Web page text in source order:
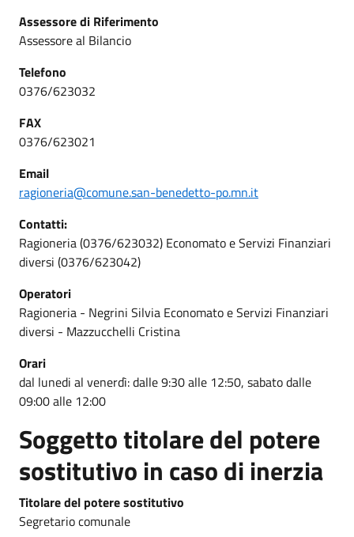
Assessore di Riferimento
Assessore al Bilancio
Telefono
0376/623032
FAX
0376/623021
Email
ragioneria@comune.san-benedetto-po.mn.it
Contatti:
Ragioneria (0376/623032) Economato e Servizi Finanziari
diversi (0376/623042)
Operatori
Ragioneria - Negrini Silvia Economato e Servizi Finanziari
diversi - Mazzucchelli Cristina
Orari
dal lunedi al venerdì: dalle 9:30 alle 12:50, sabato dalle
09:00 alle 12:00
Soggetto titolare del potere
sostitutivo in caso di inerzia
Titolare del potere sostitutivo
Segretario comunale